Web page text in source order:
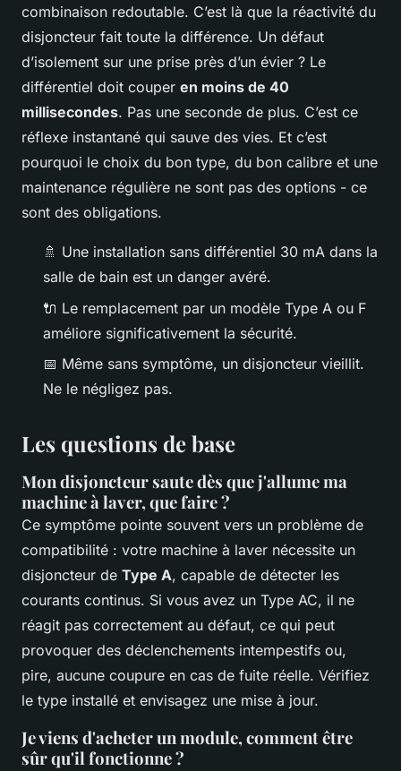
combinaison redoutable. C’est là que la réactivité du
disjoncteur fait toute la différence. Un défaut
d’isolement sur une prise près d’un évier ? Le
différentiel doit couper en moins de 40
millisecondes. Pas une seconde de plus. C’est ce
réflexe instantané qui sauve des vies. Et c’est
pourquoi le choix du bon type, du bon calibre et une
maintenance régulière ne sont pas des options - ce
sont des obligations.
🚿 Une installation sans différentiel 30 mA dans la
salle de bain est un danger avéré.
🔌 Le remplacement par un modèle Type A ou F
améliore significativement la sécurité.
📅 Même sans symptôme, un disjoncteur vieillit.
Ne le négligez pas.
Les questions de base
Mon disjoncteur saute dès que j'allume ma
machine à laver, que faire ?
Ce symptôme pointe souvent vers un problème de
compatibilité : votre machine à laver nécessite un
disjoncteur de Type A, capable de détecter les
courants continus. Si vous avez un Type AC, il ne
réagit pas correctement au défaut, ce qui peut
provoquer des déclenchements intempestifs ou,
pire, aucune coupure en cas de fuite réelle. Vérifiez
le type installé et envisagez une mise à jour.
Je viens d'acheter un module, comment être
sûr qu'il fonctionne ?